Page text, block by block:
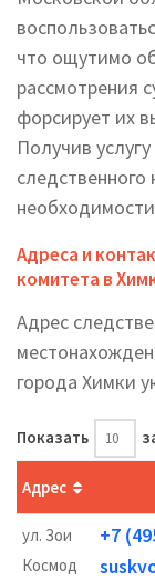
что ощутимо
рассмотрения
форсирует их
Получив
Адреса и
комитета в
Адрес
города Химки
Показать
Адрес
ул. Зои
Космод
+7